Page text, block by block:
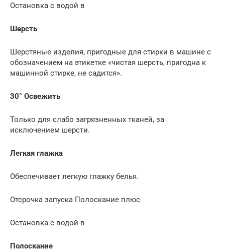
Остановка с водой в
Шерсть
Шерстяные изделия, пригодные для стирки в машине с
обозначением на этикетке «чистая шерсть, пригодна к
машинной стирке, не садится».
30° Освежить
Только для слабо загрязненных тканей, за
исключением шерсти.
Легкая глажка
Обеспечивает легкую глажку белья.
Отсрочка запуска Полоскание плюс
Остановка с водой в
Полоскание